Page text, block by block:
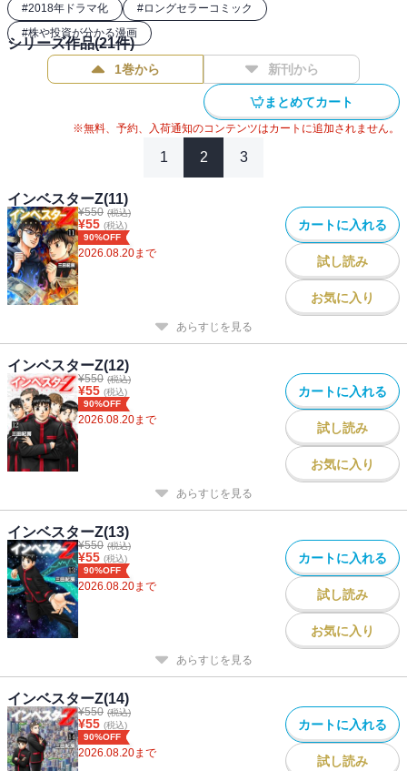
#2018年ドラマ化 #ロングセラーコミック
#株や投資が分かる漫画
シリーズ作品(21件)
1巻から 新刊から
まとめてカート
※無料、予約、入荷通知のコンテンツはカートに追加されません。
1 2 3
インベスターZ(11)
¥550 (税込)
¥55 (税込)
90%OFF
2026.08.20まで
カートに入れる
試し読み
お気に入り
あらすじを見る
インベスターZ(12)
¥550 (税込)
¥55 (税込)
90%OFF
2026.08.20まで
カートに入れる
試し読み
お気に入り
あらすじを見る
インベスターZ(13)
¥550 (税込)
¥55 (税込)
90%OFF
2026.08.20まで
カートに入れる
試し読み
お気に入り
あらすじを見る
インベスターZ(14)
¥550 (税込)
¥55 (税込)
90%OFF
2026.08.20まで
カートに入れる
試し読み